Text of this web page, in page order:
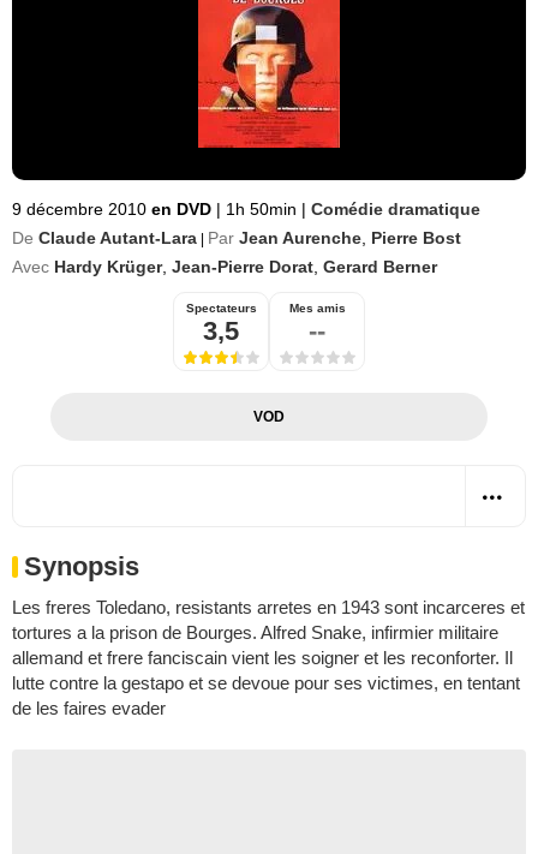
9 décembre 2010 en DVD | 1h 50min | Comédie dramatique
De Claude Autant-Lara Par Jean Aurenche Pierre Bost
Avec Hardy Krüger, Jean-Pierre Dorat Gerard Berner
Spectateurs
3,5
Mes amis
--
VOD
Synopsis
Les freres Toledano, resistants arretes en 1943 sont incarceres et
tortures a la prison de Bourges. Alfred Snake, infirmier militaire
allemand et frere fanciscain vient les soigner et les reconforter. Il
lutte contre la gestapo et se devoue pour ses victimes, en tentant
de les faires evader